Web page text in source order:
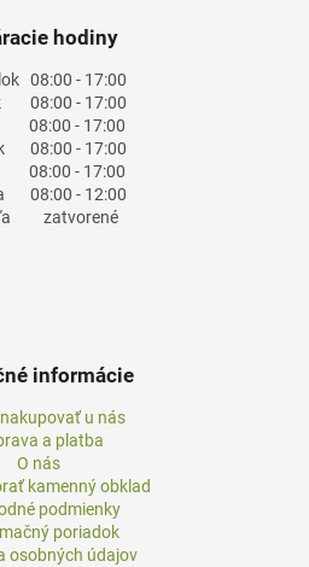
hodiny
08:00 - 17:00
08:00 - 17:00
08:00 - 17:00
08:00 - 17:00
08:00 - 17:00
08:00 - 12:00
zatvorené
informácie
u nás
a platba
O nás
kamenný obklad
podmienky
poriadok
osobných údajov